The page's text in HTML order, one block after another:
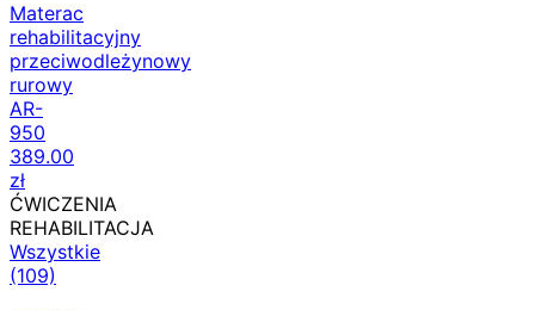
Materac
rehabilitacyjny
przeciwodleżynowy
rurowy
AR-
950
389.00
zł
ĆWICZENIA
REHABILITACJA
Wszystkie
(109)